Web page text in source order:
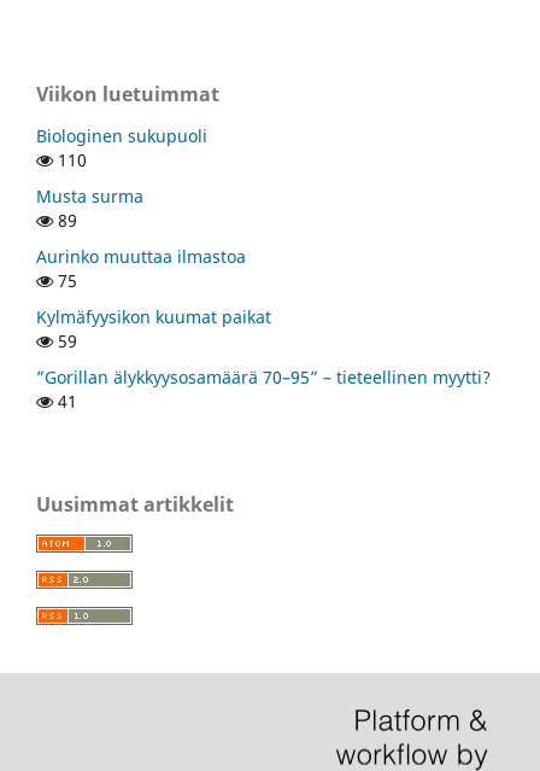
Viikon luetuimmat
Biologinen sukupuoli
110
Musta surma
89
Aurinko muuttaa ilmastoa
75
Kylmäfyysikon kuumat paikat
59
”Gorillan älykkyysosamäärä 70–95” – tieteellinen myytti?
41
Uusimmat artikkelit